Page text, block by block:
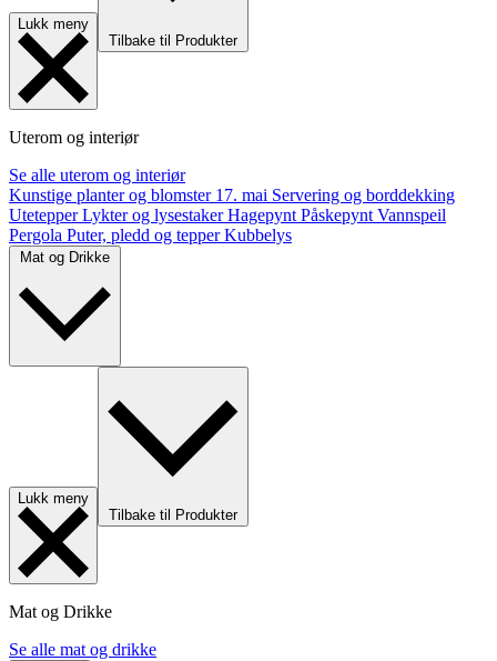
Lukk meny
Tilbake til Produkter
Uterom og interiør
Se alle uterom og interiør
Kunstige planter og blomster 17. mai Servering og borddekking
UtetepperLykter og lysestakerHagepynt Påskepynt Vannspeil
Pergola Puter, pledd og tepperKubbelys
Lukk meny
Tilbake til Produkter
Mat og Drikke
Se alle mat og drikke